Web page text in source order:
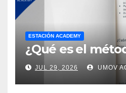
ESTACIÓN ACADEMY
¿Qué es el
JUL 29, 2026 UMOV